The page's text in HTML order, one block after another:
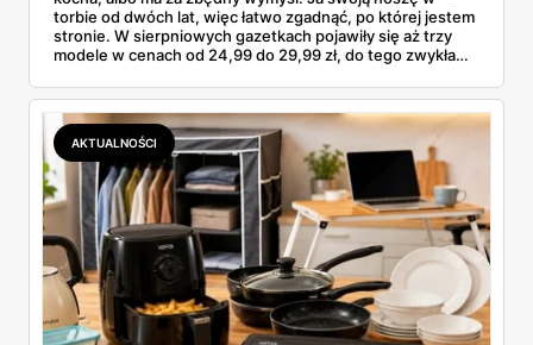
torbie od dwóch lat, więc łatwo zgadnąć, po której jestem
stronie. W sierpniowych gazetkach pojawiły się aż trzy
modele w cenach od 24,99 do 29,99 zł, do tego zwykła
wszystkie oferty i policzyłam, kiedy taki zakup faktycznie
się opłaca.
AKTUALNOŚCI